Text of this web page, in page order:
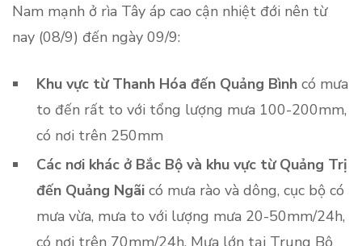
Nam mạnh ở rìa Tây áp cao cận nhiệt đới nên từ
nay (08/9) đến ngày 09/9:
Khu vực từ Thanh Hóa đến Quảng Bình có mưa
to đến rất to với tổng lượng mưa 100-200mm,
có nơi trên 250mm
Các nơi khác ở Bắc Bộ và khu vực từ Quảng Trị
đến Quảng Ngãi có mưa rào và dông, cục bộ có
mưa vừa, mưa to với lượng mưa 20-50mm/24h,
có nơi trên 70mm/24h. Mưa lớn tại Trung Bộ